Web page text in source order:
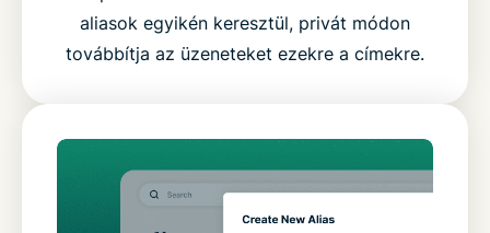
aliasok egyikén keresztül, privát módon
továbbítja az üzeneteket ezekre a címekre.